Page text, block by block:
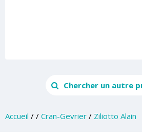
Chercher un autre
Accueil / / Cran-Gevrier / Ziliotto Alain